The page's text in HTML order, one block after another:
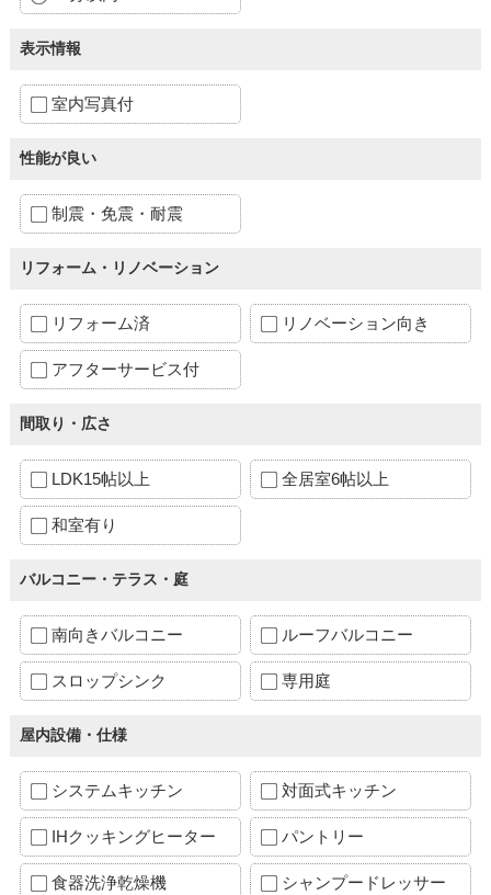
表示情報
室内写真付
性能が良い
制震・免震・耐震
リフォーム・リノベーション
リフォーム済 リノベーション向き
アフターサービス付
間取り・広さ
LDK15帖以上 全居室6帖以上
和室有り
バルコニー・テラス・庭
南向きバルコニー ルーフバルコニー
スロップシンク 専用庭
屋内設備・仕様
システムキッチン 対面式キッチン
IHクッキングヒーター パントリー
食器洗浄乾燥機 シャンプードレッサー